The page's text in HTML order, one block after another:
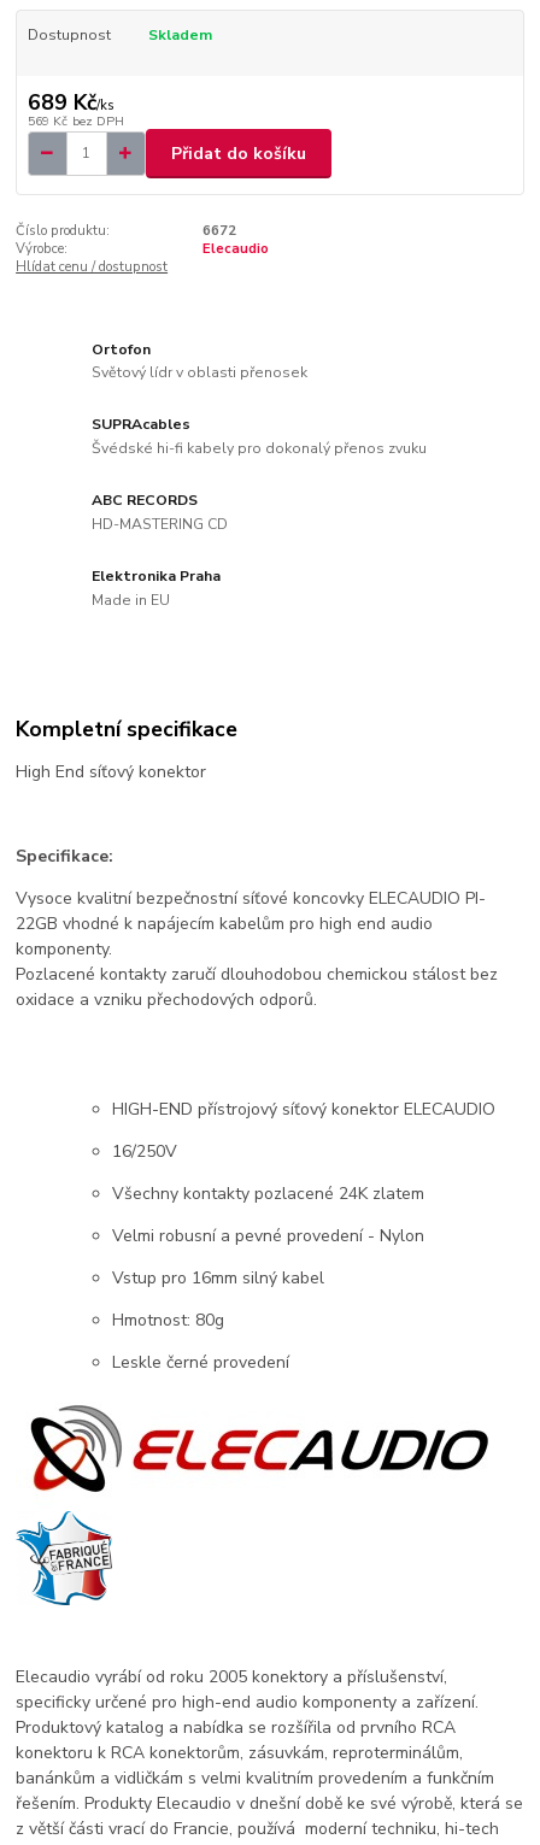
Dostupnost Skladem
689 Kč/ks
569 Kč bez DPH
Přidat do košíku
Číslo produktu:
6672
Výrobce:
Elecaudio
Hlídat cenu / dostupnost
Ortofon
Světový lídr v oblasti přenosek
SUPRAcables
Švédské hi-fi kabely pro dokonalý přenos zvuku
ABC RECORDS
HD-MASTERING CD
Elektronika Praha
Made in EU
Kompletní specifikace
High End síťový konektor
Specifikace:
Vysoce kvalitní bezpečnostní síťové koncovky ELECAUDIO PI-
22GB vhodné k napájecím kabelům pro high end audio
komponenty.
Pozlacené kontakty zaručí dlouhodobou chemickou stálost bez
oxidace a vzniku přechodových odporů.
HIGH-END přístrojový síťový konektor ELECAUDIO
16/250V
Všechny kontakty pozlacené 24K zlatem
Velmi robusní a pevné provedení - Nylon
Vstup pro 16mm silný kabel
Hmotnost: 80g
Leskle černé provedení
Elecaudio vyrábí od roku 2005 konektory a příslušenství,
specificky určené pro high-end audio komponenty a zařízení.
Produktový katalog a nabídka se rozšířila od prvního RCA
konektoru k RCA konektorům, zásuvkám, reproterminálům,
banánkům a vidličkám s velmi kvalitním provedením a funkčním
řešením. Produkty Elecaudio v dnešní době ke své výrobě, která se
z větší části vrací do Francie, používá moderní techniku, hi-tech